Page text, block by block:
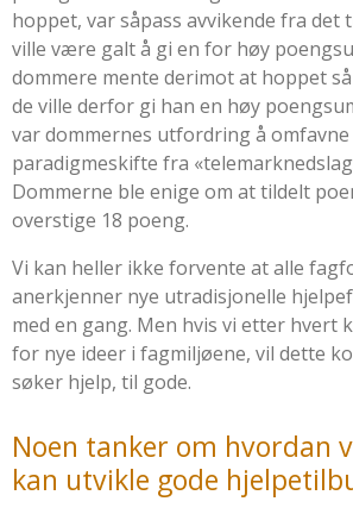
hoppet, var såpass avvikende fra det
ville være galt å gi en for høy
dommere mente derimot at hoppet
de ville derfor gi han en høy
var dommernes utfordring å
paradigmeskifte fra
Dommerne ble enige om at tildelt
overstige 18 poeng.
Vi kan heller ikke forvente at alle
anerkjenner nye utradisjonelle
med en gang. Men hvis vi etter hvert
for nye ideer i fagmiljøene, vil dette
søker hjelp, til gode.
Noen tanker om hvordan
kan utvikle gode